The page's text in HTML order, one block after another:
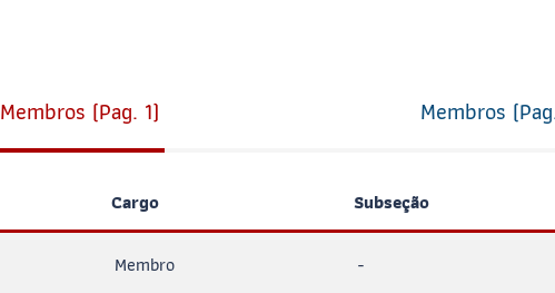
Requerimento de Acionamento
Membros (pag. 1) Membros
Cargo Subseção
Membro -